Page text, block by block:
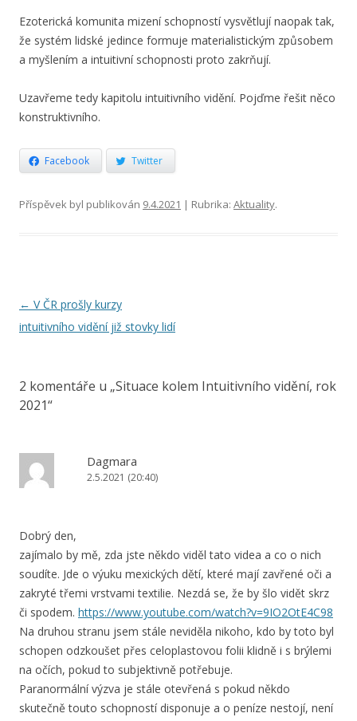
Ezoterická komunita mizení schopností vysvětlují naopak tak,
že systém lidské jedince formuje materialistickým způsobem
a myšlením a intuitivní schopnosti proto zakrňují.
Uzavřeme tedy kapitolu intuitivního vidění. Pojďme řešit něco
konstruktivního.
Facebook Twitter
Příspěvek byl publikován 9.4.2021 | Rubrika: Aktuality.
Navigace
pro
← V ČR prošly kurzy
intuitivního vidění již stovky lidí
2 komentáře u „Situace kolem Intuitivního vidění, rok
2021“
Dagmara
2.5.2021 (20:40)
Dobrý den,
zajímalo by mě, zda jste někdo viděl tato videa a co o nich
soudíte. Jde o výuku mexických dětí, které mají zavřené oči a
zakryté třemi vrstvami textilie. Nezdá se, že by šlo vidět skrz
či spodem. https://www.youtube.com/watch?v=9IO2OtE4C98
Na druhou stranu jsem stále neviděla nikoho, kdo by toto byl
schopen odzkoušet přes celoplastovou folii klidně i s brýlemi
na očích, pokud to subjektivně potřebuje.
Paranormální výzva je stále otevřená s pokud někdo
skutečně touto schopností disponuje a o peníze nestojí, není